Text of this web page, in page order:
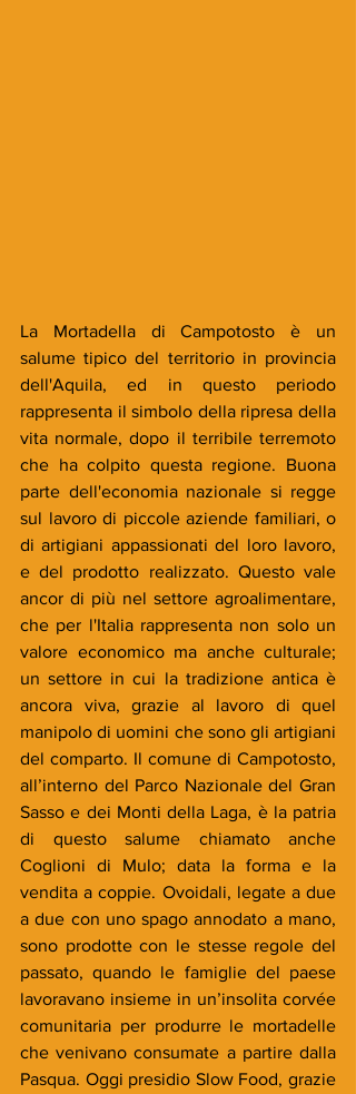
La Mortadella di Campotosto è un
salume tipico del territorio in provincia
dell'Aquila, ed in questo periodo
rappresenta il simbolo della ripresa della
vita normale, dopo il terribile terremoto
che ha colpito questa regione. Buona
parte dell'economia nazionale si regge
sul lavoro di piccole aziende familiari, o
di artigiani appassionati del loro lavoro,
e del prodotto realizzato. Questo vale
ancor di più nel settore agroalimentare,
che per l'Italia rappresenta non solo un
valore economico ma anche culturale;
un settore in cui la tradizione antica è
ancora viva, grazie al lavoro di quel
manipolo di uomini che sono gli artigiani
del comparto. Il comune di Campotosto,
all’interno del Parco Nazionale del Gran
Sasso e dei Monti della Laga, è la patria
di questo salume chiamato anche
Coglioni di Mulo; data la forma e la
vendita a coppie. Ovoidali, legate a due
a due con uno spago annodato a mano,
sono prodotte con le stesse regole del
passato, quando le famiglie del paese
lavoravano insieme in un’insolita corvée
comunitaria per produrre le mortadelle
che venivano consumate a partire dalla
Pasqua. Oggi presidio Slow Food, grazie